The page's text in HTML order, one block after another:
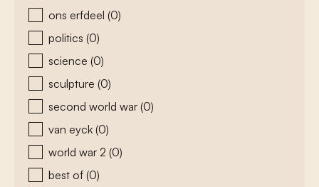
ons erfdeel (0)
politics (0)
science (0)
sculpture (0)
second world war (0)
van eyck (0)
world war 2 (0)
best of (0)